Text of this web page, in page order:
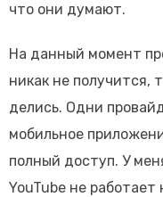
что они думают.
На данный момент
никак не получится,
делись. Одни
мобильное
полный доступ. У
YouTube не